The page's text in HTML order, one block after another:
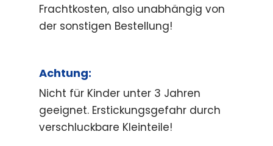
Frachtkosten, also unabhängig von
der sonstigen Bestellung!
Achtung:
Nicht für Kinder unter 3 Jahren
geeignet. Erstickungsgefahr durch
verschluckbare Kleinteile!